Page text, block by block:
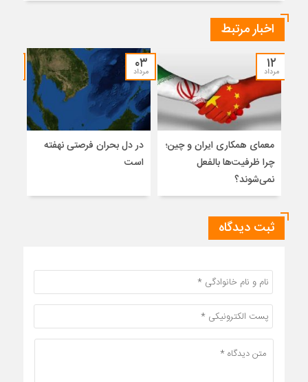
اخبار مرتبط
۱۲
مرداد
معمای همکاری ایران و چین؛
چرا ظرفیت‌ها بالفعل
نمی‌شوند؟
۰۳
مرداد
در دل بحران فرصتی نهفته
است
ثبت دیدگاه